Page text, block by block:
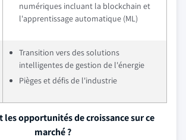
numériques incluant la blockchain et
l'apprentissage automatique (ML)
Transition vers des solutions
intelligentes de gestion de l'énergie
Pièges et défis de l'industrie
les opportunités de croissance sur ce
marché ?